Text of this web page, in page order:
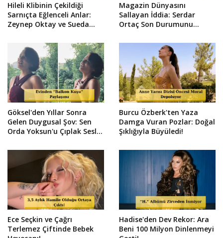
Hileli Klibinin Çekildiği
Sarnıçta Eğlenceli Anlar:
Zeynep Oktay ve Sueda
Magazin Dünyasını
Sallayan İddia: Serdar
Ortaç Son Durumunu
Göksel'den Yıllar Sonra
Gelen Duygusal Şov: Sen
Orda Yoksun'u Çıplak Sesle
Burcu Özberk'ten Yaza
Damga Vuran Pozlar: Doğal
Şıklığıyla Büyüledi!
Ece Seçkin ve Çağrı
Terlemez Çiftinde Bebek
Hadise'den Dev Rekor: Ara
Beni 100 Milyon Dinlenmeyi